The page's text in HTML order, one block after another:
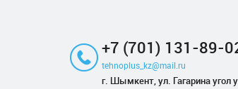
+7 (701) 131-89-
tehnoplus_kz@mail.ru
г. Шымкент, ул. Гагарина угол